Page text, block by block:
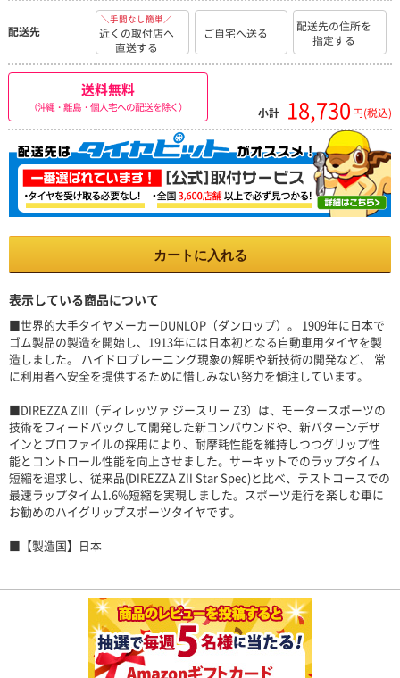
配送先
＼手間なし簡単／
近くの取付店へ
直送する
ご自宅へ送る
配送先の住所を
指定する
送料無料
（沖縄・離島・個人宅への配送を除く） 小計 18,730 円(税込)
カートに入れる
表示している商品について
■世界的大手タイヤメーカーDUNLOP（ダンロップ）。 1909年に日本で
ゴム製品の製造を開始し、1913年には日本初となる自動車用タイヤを製
造しました。 ハイドロプレーニング現象の解明や新技術の開発など、 常
に利用者へ安全を提供するために惜しみない努力を傾注しています。
■DIREZZA ZIII（ディレッツァ ジースリー Z3）は、モータースポーツの
技術をフィードバックして開発した新コンパウンドや、新パターンデザ
インとプロファイルの採用により、耐摩耗性能を維持しつつグリップ性
能とコントロール性能を向上させました。サーキットでのラップタイム
短縮を追求し、従来品(DIREZZA ZII Star Spec)と比べ、テストコースでの
最速ラップタイム1.6%短縮を実現しました。スポーツ走行を楽しむ車に
お勧めのハイグリップスポーツタイヤです。
■【製造国】日本